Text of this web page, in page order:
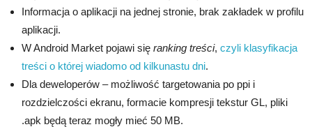
Informacja o aplikacji na jednej stronie, brak zakładek w profilu
aplikacji.
W Android Market pojawi się ranking treści, czyli klasyfikacja
treści o której wiadomo od kilkunastu dni.
Dla deweloperów – możliwość targetowania po ppi i
rozdzielczości ekranu, formacie kompresji tekstur GL, pliki
.apk będą teraz mogły mieć 50 MB.